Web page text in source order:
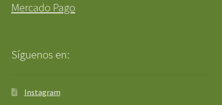
Mercado Pago
Síguenos en:
Instagram